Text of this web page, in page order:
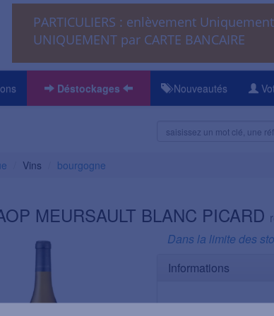
PARTICULIERS : enlèvement
UNIQUEMENT par CARTE BANCAIRE
Déstockages Nouveautés
Vins bourgogne
MEURSAULT BLANC PICARD
Dans la limite des
Informations